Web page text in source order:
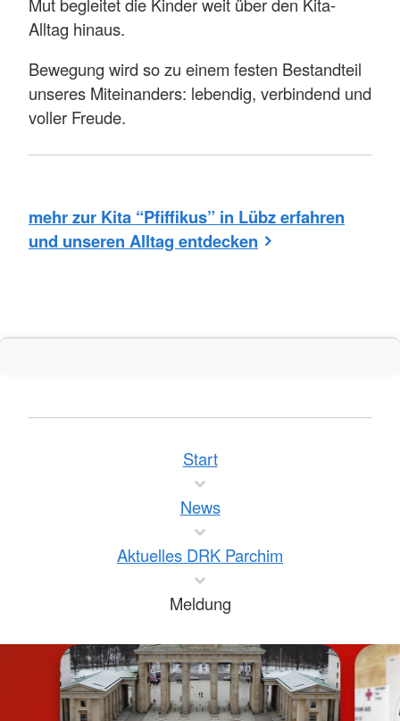
Alltag hinaus.
Bewegung wird so zu einem festen Bestandteil
unseres Miteinanders: lebendig, verbindend und
voller Freude.
mehr zur Kita “Pfiffikus” in Lübz erfahren
und unseren Alltag entdecken
Start
News
Aktuelles DRK Parchim
Meldung